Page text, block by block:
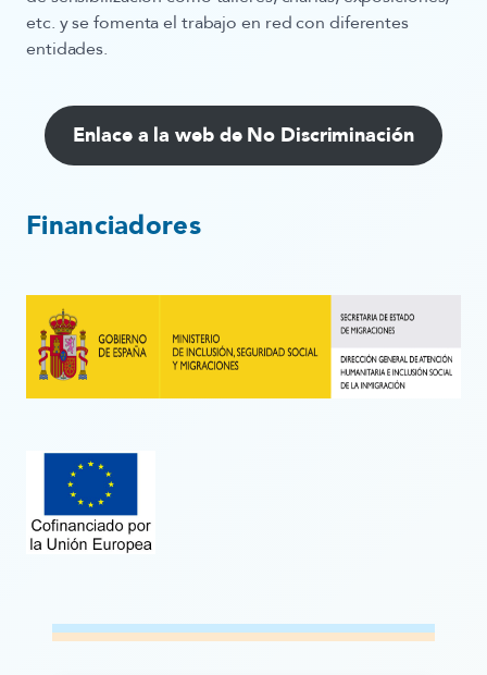
etc. y se fomenta el trabajo en red con diferentes
entidades.
Enlace a la web de No Discriminación
Financiadores